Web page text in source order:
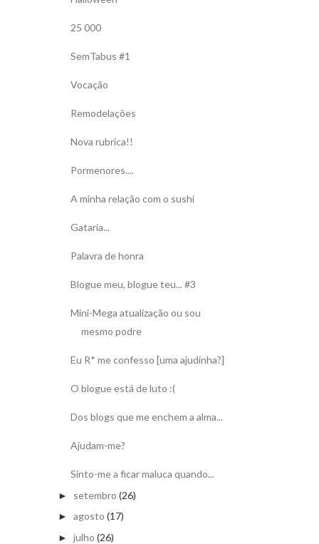
25 000
SemTabus #1
Vocação
Remodelações
Nova rubrica!!
Pormenores....
A minha relação com o sushi
Gataria...
Palavra de honra
Blogue meu, blogue teu... #3
Mini-Mega atualização ou sou
mesmo podre
Eu R* me confesso [uma ajudinha?]
O blogue está de luto :(
Dos blogs que me enchem a alma...
Ajudam-me?
Sinto-me a ficar maluca quando...
► setembro (26)
► agosto (17)
► julho (26)